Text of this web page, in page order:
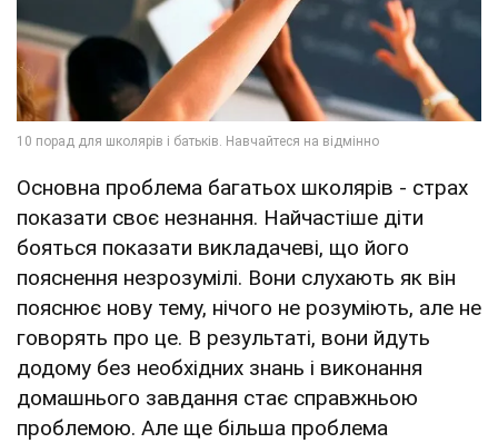
Основна проблема багатьох школярів - страх
показати своє незнання. Найчастіше діти
бояться показати викладачеві, що його
пояснення незрозумілі. Вони слухають як він
пояснює нову тему, нічого не розуміють, але не
говорять про це. В результаті, вони йдуть
додому без необхідних знань і виконання
домашнього завдання стає справжньою
проблемою. Але ще більша проблема